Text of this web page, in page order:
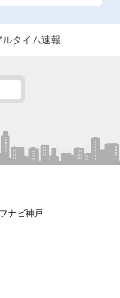
のみ
ルタイム速報
ナビ神戸